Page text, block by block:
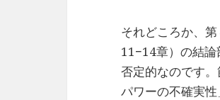
それどころか、
11−14章）の結
否定的なのです
パワーの不確実